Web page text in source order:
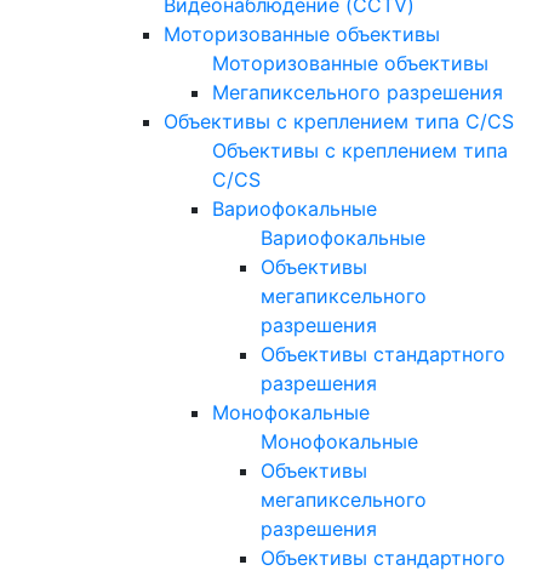
Видеонаблюдение (CCTV)
Моторизованные объективы
Моторизованные объективы
Мегапиксельного разрешения
Объективы с креплением типа C/CS
Объективы с креплением типа
C/CS
Вариофокальные
Вариофокальные
Объективы
мегапиксельного
разрешения
Объективы стандартного
разрешения
Монофокальные
Монофокальные
Объективы
мегапиксельного
разрешения
Объективы стандартного